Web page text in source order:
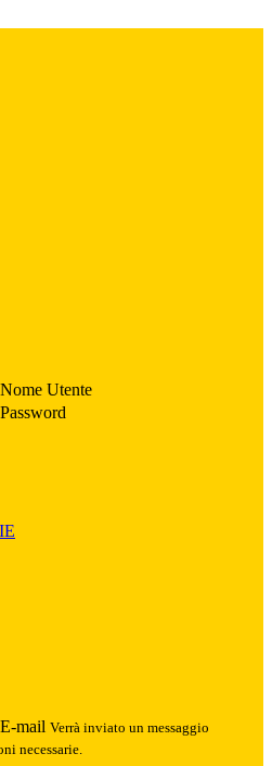
Nome Utente
Password
E-mail Verrà inviato un messaggio
necessarie.